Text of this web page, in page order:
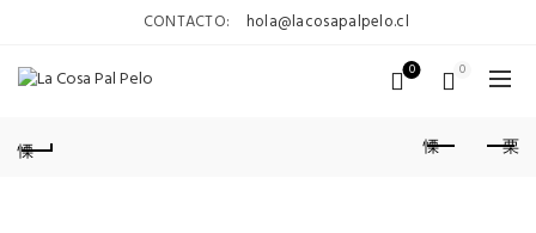
CONTACTO: hola@lacosapalpelo.cl
0 0